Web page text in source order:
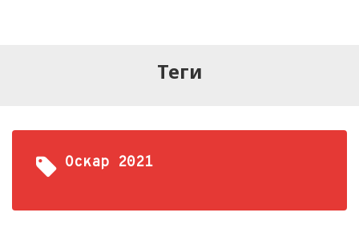
Теги
Оскар 2021